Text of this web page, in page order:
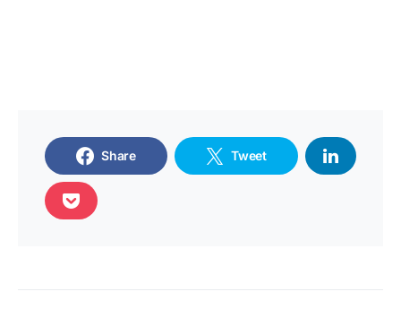
Share Tweet